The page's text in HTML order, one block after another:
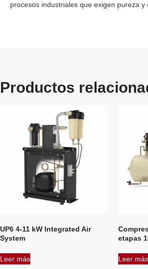
procesos industriales que exigen pureza y
Productos
UP6 4-11 kW Integrated Air
System
Leer más
etapas
Leer más